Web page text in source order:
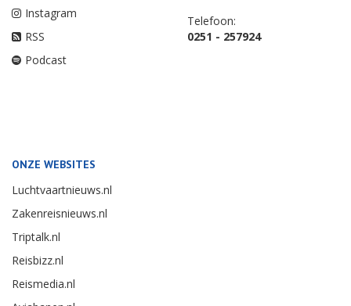
Instagram
RSS
Podcast
Telefoon:
0251 - 257924
ONZE WEBSITES
Luchtvaartnieuws.nl
Zakenreisnieuws.nl
Triptalk.nl
Reisbizz.nl
Reismedia.nl